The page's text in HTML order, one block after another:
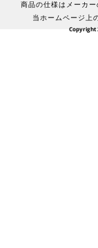
商品の仕様はメーカ
当ホームページ上
Copyright